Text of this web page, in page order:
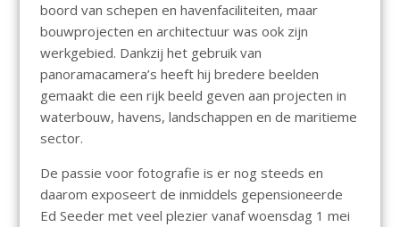
boord van schepen en havenfaciliteiten, maar
bouwprojecten en architectuur was ook zijn
werkgebied. Dankzij het gebruik van
panoramacamera’s heeft hij bredere beelden
gemaakt die een rijk beeld geven aan projecten in
waterbouw, havens, landschappen en de maritieme
sector.
De passie voor fotografie is er nog steeds en
daarom exposeert de inmiddels gepensioneerde
Ed Seeder met veel plezier vanaf woensdag 1 mei